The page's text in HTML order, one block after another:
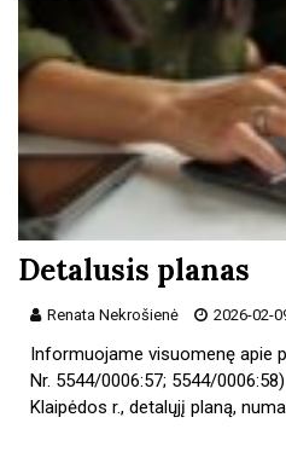
Detalusis planas
Renata Nekrošienė 2026-02-
Informuojame visuomenę apie
Nr. 5544/0006:57; 5544/
Klaipėdos r., detalųjį planą,